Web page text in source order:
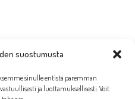
suostumusta
sinulle entistä paremman
ja luottamuksellisesti. Voit